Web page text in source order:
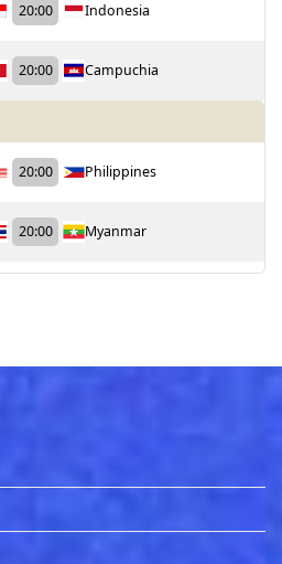
20:00 Indonesia
20:00 Campuchia
20:00 Philippines
20:00 Myanmar